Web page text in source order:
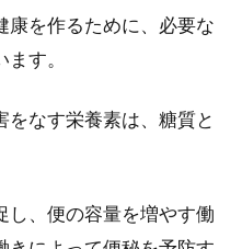
康を作るために、必要な
す。
なす栄養素は、糖質と
し、便の容量を増やす働